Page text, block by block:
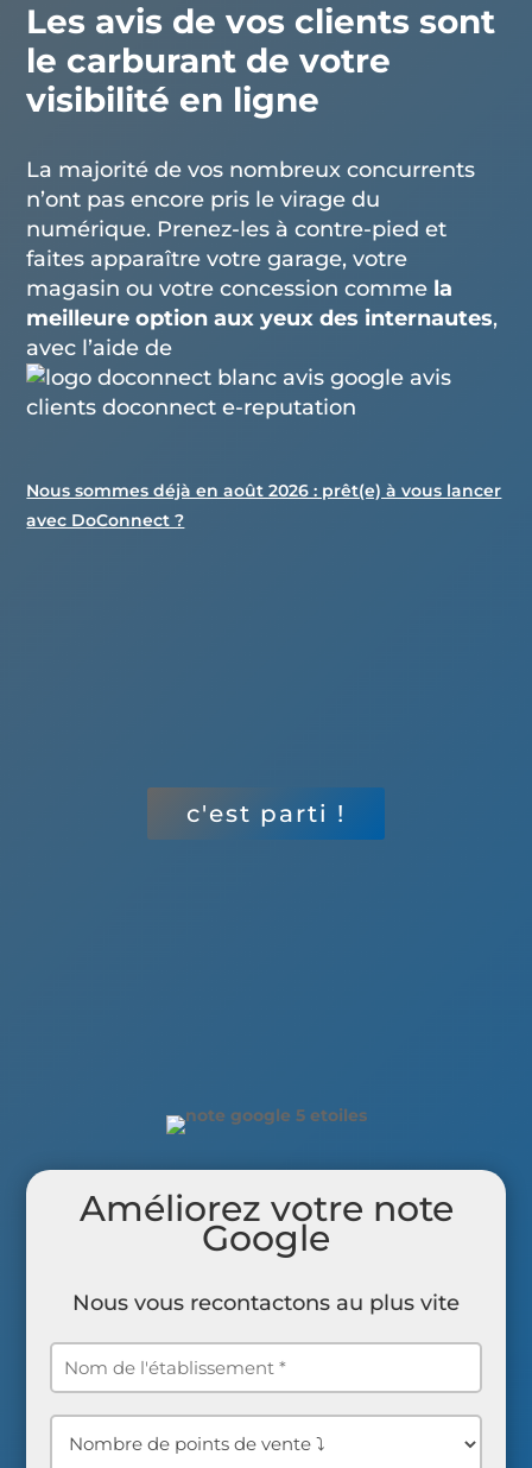
Les avis de vos clients sont
le carburant de votre
visibilité en ligne
La majorité de vos nombreux concurrents
n’ont pas encore pris le virage du
numérique. Prenez-les à contre-pied et
faites apparaître votre garage, votre
magasin ou votre concession comme la
meilleure option aux yeux des internautes,
avec l’aide de
Nous sommes déjà en août 2026 : prêt(e) à vous lancer
avec DoConnect ?
c'est parti !
Améliorez votre note
Google
Nous vous recontactons au plus vite